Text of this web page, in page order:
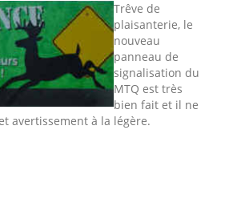
Trêve de
plaisanterie, le
nouveau
panneau de
signalisation du
MTQ est très
bien fait et il ne
avertissement à la légère.